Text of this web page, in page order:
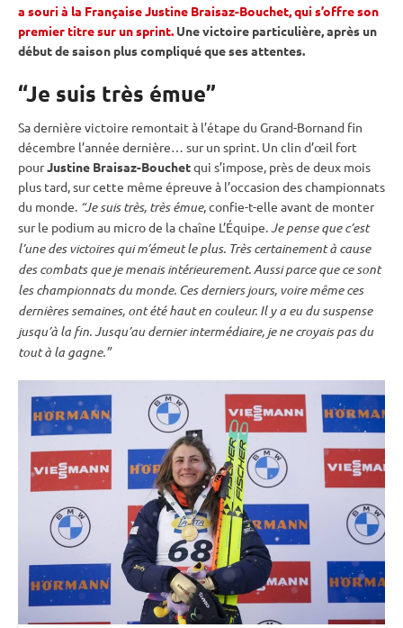
a souri à la Française Justine Braisaz-Bouchet, qui s’offre son
premier titre sur un sprint. Une victoire particulière, après un
début de saison plus compliqué que ses attentes.
“Je suis très émue”
Sa dernière victoire remontait à l’étape du Grand-Bornand fin
décembre l’année dernière… sur un sprint. Un clin d’œil fort
pourJustine Braisaz-Bouchetqui s’impose, près de deux mois
plus tard, sur cette même épreuve à l’occasion deschampionnats
du monde. “Je suis très, très émue, confie-t-elle avant de monter
sur le podium au micro de la chaîne L’Équipe.Je pense que c’est
l’une des victoires qui m’émeut le plus. Très certainement à cause
des combats que je menais intérieurement. Aussi parce que ce sont
leschampionnats du monde. Ces derniers jours, voire même ces
dernières semaines, ont été haut en couleur. Il y a eu du suspense
jusqu’à la fin. Jusqu’au dernier intermédiaire, je ne croyais pas du
tout à la gagne.”